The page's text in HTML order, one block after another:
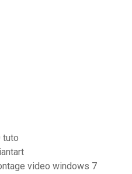
tuto
video windows 7